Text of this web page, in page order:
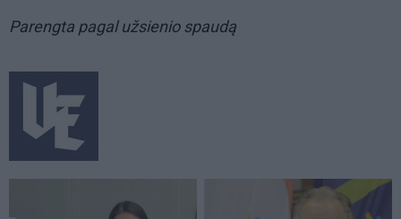
Parengta pagal užsienio spaudą